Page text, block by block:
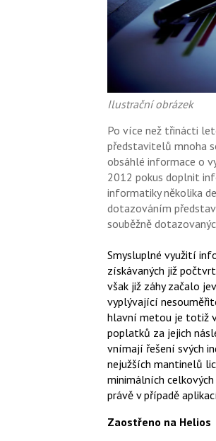
Ilustrační obrázek
Po více než třinácti
představitelů mnoha
obsáhlé informace o
2012 pokus doplnit
informatiky několika
dotazováním
souběžně
Smysluplné využití
získávaných již
však již záhy začalo
vyplývající
hlavní metou je totiž
poplatků za jejich
vnímají řešení svých
nejužších mantinelů
minimálních
právě v případě
Zaostřeno na Helios